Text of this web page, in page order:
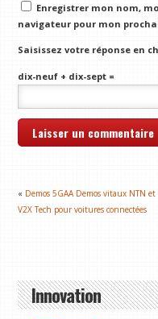
Enregistrer mon nom,
navigateur pour mon
Saisissez votre réponse en
dix-neuf + dix-sept =
« Demos 5GAA Demos vitaux NTN et
V2X Tech pour voitures connectées
Innovation